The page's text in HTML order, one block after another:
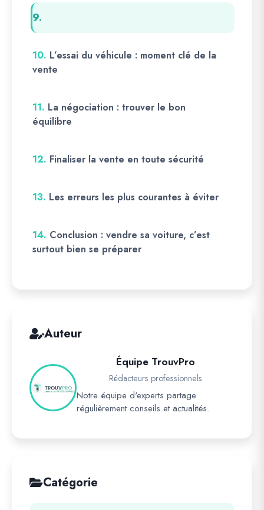
9.
10. L’essai du véhicule : moment clé de la
vente
11. La négociation : trouver le bon
équilibre
12. Finaliser la vente en toute sécurité
13. Les erreurs les plus courantes à éviter
14. Conclusion : vendre sa voiture, c’est
surtout bien se préparer
Auteur
Équipe TrouvPro
Rédacteurs professionnels
Notre équipe d'experts partage
régulièrement conseils et actualités.
Catégorie